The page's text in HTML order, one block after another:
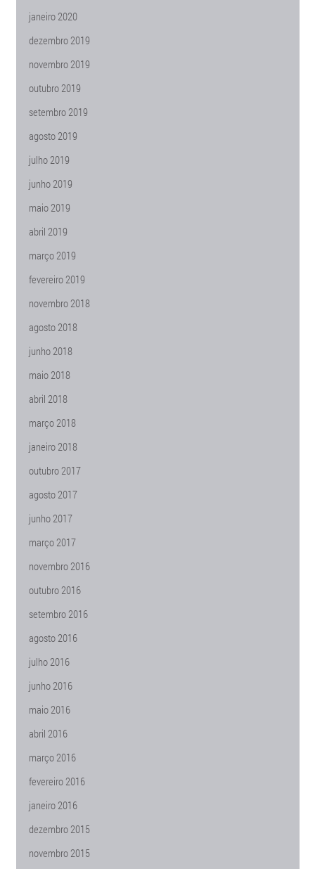
janeiro 2020
dezembro 2019
novembro 2019
outubro 2019
setembro 2019
agosto 2019
julho 2019
junho 2019
maio 2019
abril 2019
março 2019
fevereiro 2019
novembro 2018
agosto 2018
junho 2018
maio 2018
abril 2018
março 2018
janeiro 2018
outubro 2017
agosto 2017
junho 2017
março 2017
novembro 2016
outubro 2016
setembro 2016
agosto 2016
julho 2016
junho 2016
maio 2016
abril 2016
março 2016
fevereiro 2016
janeiro 2016
dezembro 2015
novembro 2015